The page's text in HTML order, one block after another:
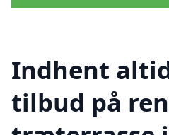
Indhent
tilbud på